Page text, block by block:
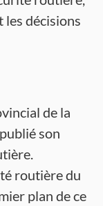
les décisions
de la
son
routière du
plan de ce